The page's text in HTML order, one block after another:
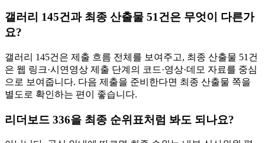
갤러리 145건과 최종 산출물 51건은 무엇이 다른가
요?
갤러리 145건은 제출 흐름 전체를 보여주고, 최종 산출물 51건
은 웹 링크·시연영상 제출 단계의 코드·영상·데모 자료를 중심
으로 보여줍니다. 다음 제출을 준비한다면 최종 산출물 쪽을
별도로 확인하는 편이 좋습니다.
리더보드 336을 최종 순위표처럼 봐도 되나요?